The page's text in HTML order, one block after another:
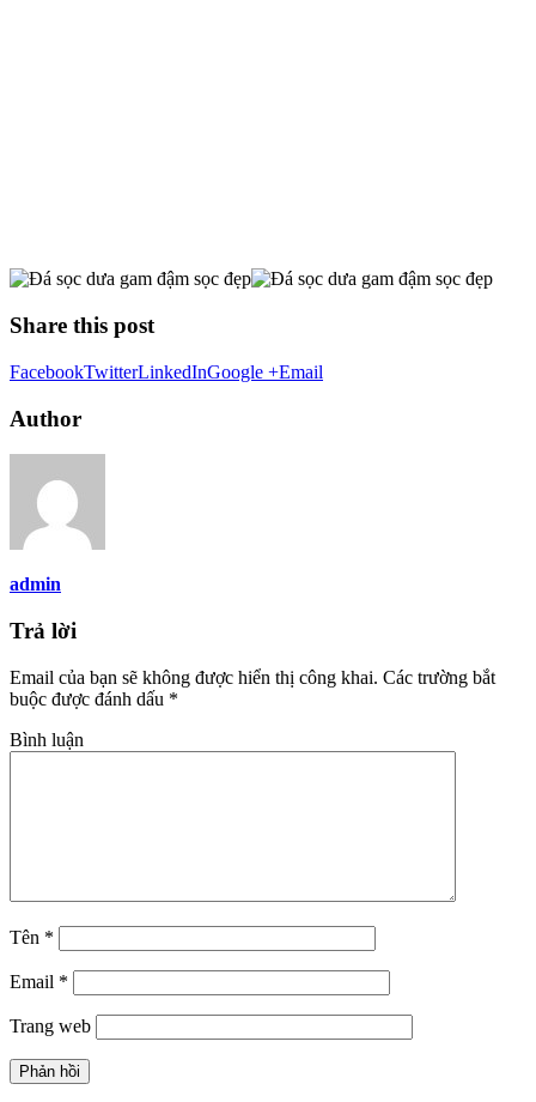
Share this post
FacebookTwitterLinkedInGoogle +Email
Author
admin
Trả lời
Email của bạn sẽ không được hiển thị công khai. Các trường bắt
buộc được đánh dấu *
Bình luận
Tên *
Email *
Trang web